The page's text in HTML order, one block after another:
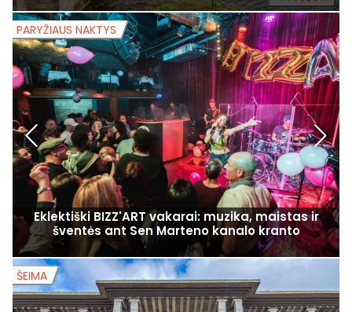
Eklektiški BIZZ'ART vakarai: muzika, maistas ir
šventės ant Sen Marteno kanalo kranto
PARYŽIAUS NAKTYS
ŠEIMA